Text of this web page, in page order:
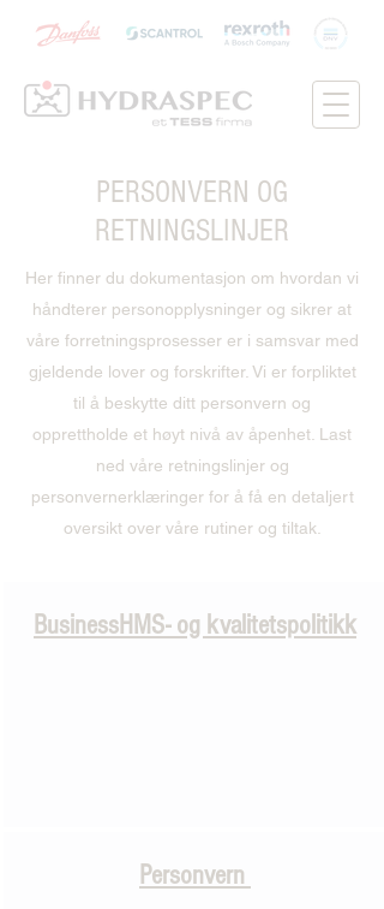
PERSONVERN OG
RETNINGSLINJER
Her finner du dokumentasjon om hvordan vi
håndterer personopplysninger og sikrer at
våre forretningsprosesser er i samsvar med
gjeldende lover og forskrifter. Vi er forpliktet
til å beskytte ditt personvern og
opprettholde et høyt nivå av åpenhet. Last
ned våre retningslinjer og
personvernerklæringer for å få en detaljert
oversikt over våre rutiner og tiltak.
BusinessHMS- og kvalitetspolitikk
Personvern